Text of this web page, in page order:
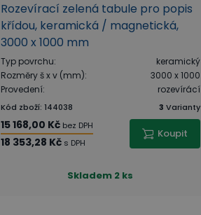
Rozevírací zelená tabule pro popis
křídou, keramická / magnetická,
3000 x 1000 mm
Typ povrchu:
keramický
Rozměry š x v (mm):
3000 x 1000
Provedení: rozevírácí
Kód zboží: 144038 3 Varianty
15 168,00 Kč bez DPH
18 353,28 Kč s DPH
Koupit
Skladem 2 ks